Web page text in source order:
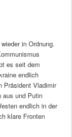
in Ordnung.
es seit dem
endlich
Präsident Vladimir
aus und Putin
endlich in der
klare Fronten